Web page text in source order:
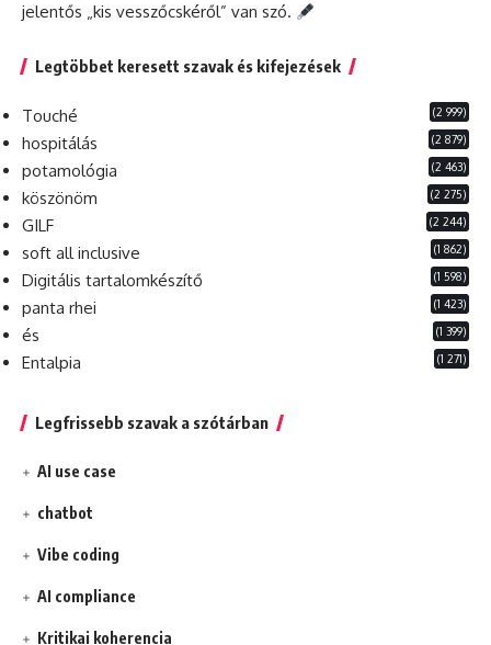
jelentős „kis vesszőcskéről” van szó.
Legtöbbet keresett szavak és kifejezések
Touché (2 999)
hospitálás (2 879)
potamológia (2 463)
köszönöm (2 275)
GILF (2 244)
soft all inclusive (1 862)
Digitális tartalomkészítő (1 598)
panta rhei (1 423)
és (1 399)
Entalpia (1 271)
Legfrissebb szavak a szótárban
AI use case
chatbot
Vibe coding
AI compliance
Kritikai koherencia